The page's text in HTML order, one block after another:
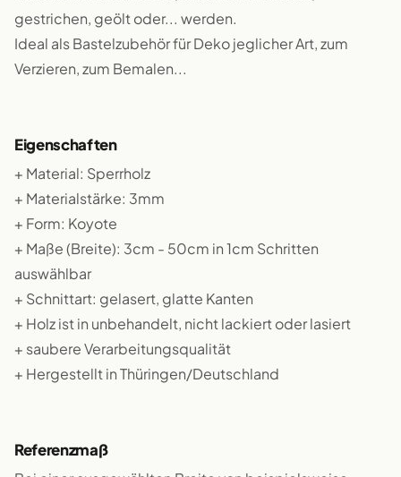
gestrichen, geölt oder... werden.
Ideal als Bastelzubehör für Deko jeglicher Art, zum
Verzieren, zum Bemalen...
Eigenschaften
+ Material: Sperrholz
+ Materialstärke: 3mm
+ Form: Koyote
+ Maße (Breite): 3cm - 50cm in 1cm Schritten
auswählbar
+ Schnittart: gelasert, glatte Kanten
+ Holz ist in unbehandelt, nicht lackiert oder lasiert
+ saubere Verarbeitungsqualität
+ Hergestellt in Thüringen/Deutschland
Referenzmaß